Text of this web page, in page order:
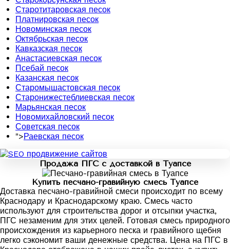
Старотитаровская песок
Платнировская песок
Новоминская песок
Октябрьская песок
Кавказская песок
Анастасиевская песок
Псебай песок
Казанская песок
Старомышастовская песок
Старонижестеблиевская песок
Марьянская песок
Новомихайловский песок
Советская песок
">Раевская песок
Продажа ПГС с доставкой в Туапсе
Купить песчано-гравийную смесь Туапсе
Доставка песчано-гравийной смеси происходит по всему
Краснодару и Краснодарскому краю. Смесь часто
используют для строительства дорог и отсыпки участка,
ПГС незаменим для этих целей. Готовая смесь природного
происхождения из карьерного песка и гравийного щебня
легко сэкономит ваши денежные средства. Цена на ПГС в